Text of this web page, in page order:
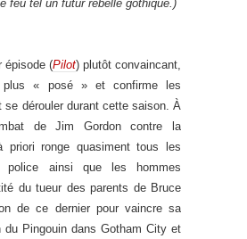
feu tel un futur rebelle gothique.)
épisode (Pilot) plutôt convaincant,
« posé » et confirme les
se dérouler durant cette saison. À
de Jim Gordon contre la
priori ronge quasiment tous les
ainsi que les hommes
du tueur des parents de Bruce
de ce dernier pour vaincre sa
du Pingouin dans Gotham City et